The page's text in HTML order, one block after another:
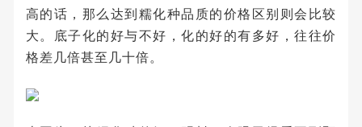
高的话，那么达到糯化种品质的价格区别则会比较
大。底子化的好与不好，化的好的有多好，往往价
格差几倍甚至几十倍。